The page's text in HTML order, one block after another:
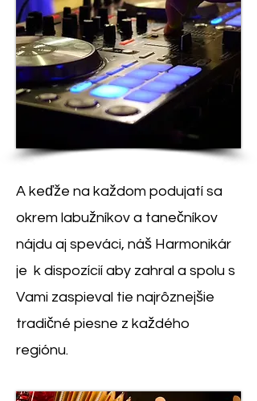
A keďže na každom podujatí sa
okrem labužníkov a tanečníkov
nájdu aj speváci, náš Harmonikár
je k dispozícií aby zahral a spolu s
Vami zaspieval tie najrôznejšie
tradičné piesne z každého
regiónu.